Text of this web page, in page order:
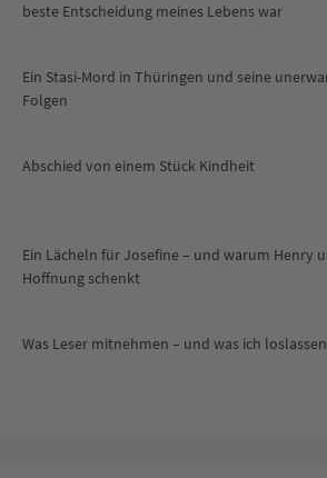
beste Entscheidung meines Lebens war
Ein Stasi-Mord in Thüringen und seine
Folgen
Abschied von einem Stück Kindheit
Ein Lächeln für Josefine – und warum Henry
Hoffnung schenkt
Was Leser mitnehmen – und was ich